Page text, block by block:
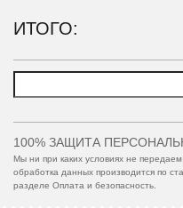
ИТОГО:
100% ЗАЩИТА
Мы ни при каких условиях не
обработка данных производится по
разделе Оплата и безопасность.